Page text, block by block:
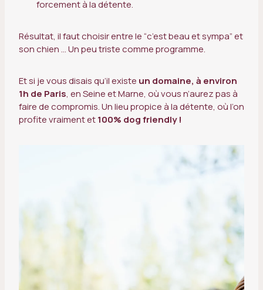
forcement à la détente.
Résultat, il faut choisir entre le “c’est beau et sympa” et
son chien … Un peu triste comme programme.
Et si je vous disais qu’il existe un domaine, à environ
1h de Paris, en Seine et Marne, où vous n’aurez pas à
faire de compromis. Un lieu propice à la détente, où l’on
profite vraiment et100% dog friendly !